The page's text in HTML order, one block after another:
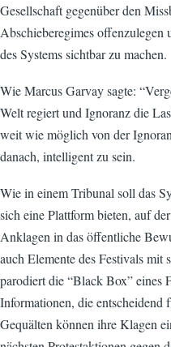
Gesellschaft gegenüber den
Abschieberegimes
des Systems sichtbar zu machen.
Wie Marcus Garvay sagte:
Welt regiert und Ignoranz die
weit wie möglich von der
danach, intelligent zu sein.
Wie in einem Tribunal soll das
sich eine Plattform bieten, auf
Anklagen in das öffentliche
auch Elemente des Festivals
parodiert die “Black Box” eines
Informationen, die
Gequälten können ihre Klagen